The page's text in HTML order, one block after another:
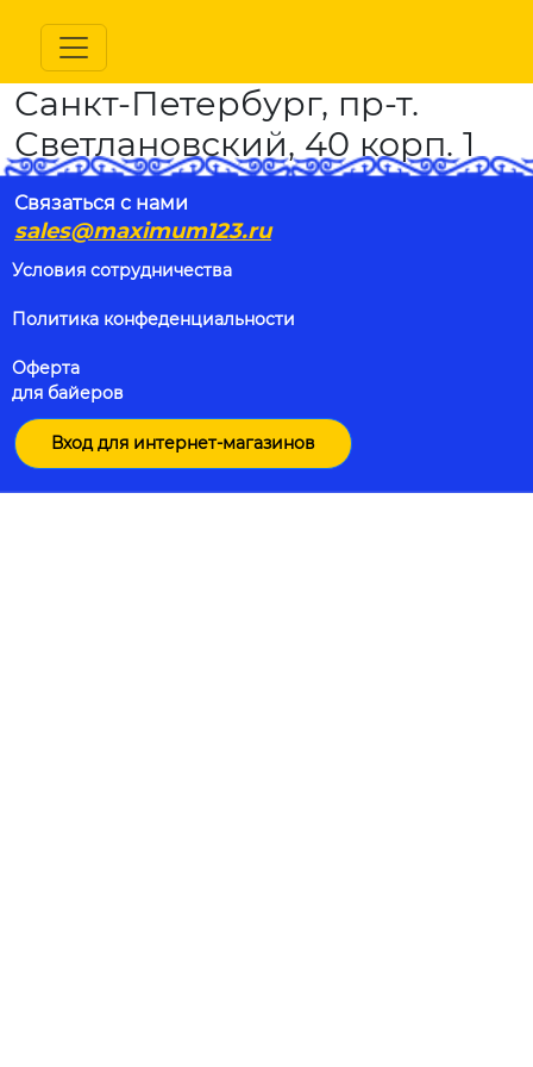
Санкт-Петербург, пр-т.
Светлановский, 40 корп. 1
Связаться с нами
sales@maximum123.ru
Условия сотрудничества
Политика конфеденциальности
Оферта
для байеров
Вход для интернет-магазинов